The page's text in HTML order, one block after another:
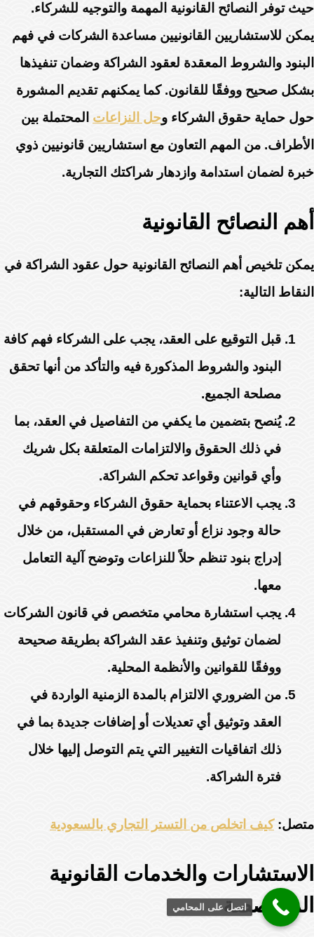
حيث توفر النصائح القانونية المهمة والتوجيه للشركاء.
يمكن للاستشاريين القانونيين مساعدة الشركات في فهم
البنود والشروط المعقدة لعقود الشراكة وضمان تنفيذها
بشكل صحيح ووفقًا للقانون. كما يمكنهم تقديم المشورة
حول حماية حقوق الشركاء وحل النزاعات المحتملة بين
الأطراف. من المهم التعاون مع استشاريين قانونيين ذوي
خبرة لضمان استدامة وازدهار شراكتك التجارية.
أهم النصائح القانونية
يمكن تلخيص أهم النصائح القانونية حول عقود الشراكة في
النقاط التالية:
قبل التوقيع على العقد، يجب على الشركاء فهم كافة
البنود والشروط المذكورة فيه والتأكد من أنها تحقق
مصلحة الجميع.
يُنصح بتضمين ما يكفي من التفاصيل في العقد، بما
في ذلك الحقوق والالتزامات المتعلقة بكل شريك
وأي قوانين وقواعد تحكم الشراكة.
يجب الاعتناء بحماية حقوق الشركاء وحقوقهم في
حالة وجود نزاع أو تعارض في المستقبل، من خلال
إدراج بنود تنظم حلاً للنزاعات وتوضح آلية التعامل
معها.
يجب استشارة محامي متخصص في قانون الشركات
لضمان توثيق وتنفيذ عقد الشراكة بطريقة صحيحة
ووفقًا للقوانين والأنظمة المحلية.
من الضروري الالتزام بالمدة الزمنية الواردة في
العقد وتوثيق أي تعديلات أو إضافات جديدة بما في
ذلك اتفاقيات التغيير التي يتم التوصل إليها خلال
فترة الشراكة.
متصل:كيف اتخلص من التستر التجاري بالسعودية
الاستشارات والخدمات القانونية
المتخصصةاتصل على المحامي